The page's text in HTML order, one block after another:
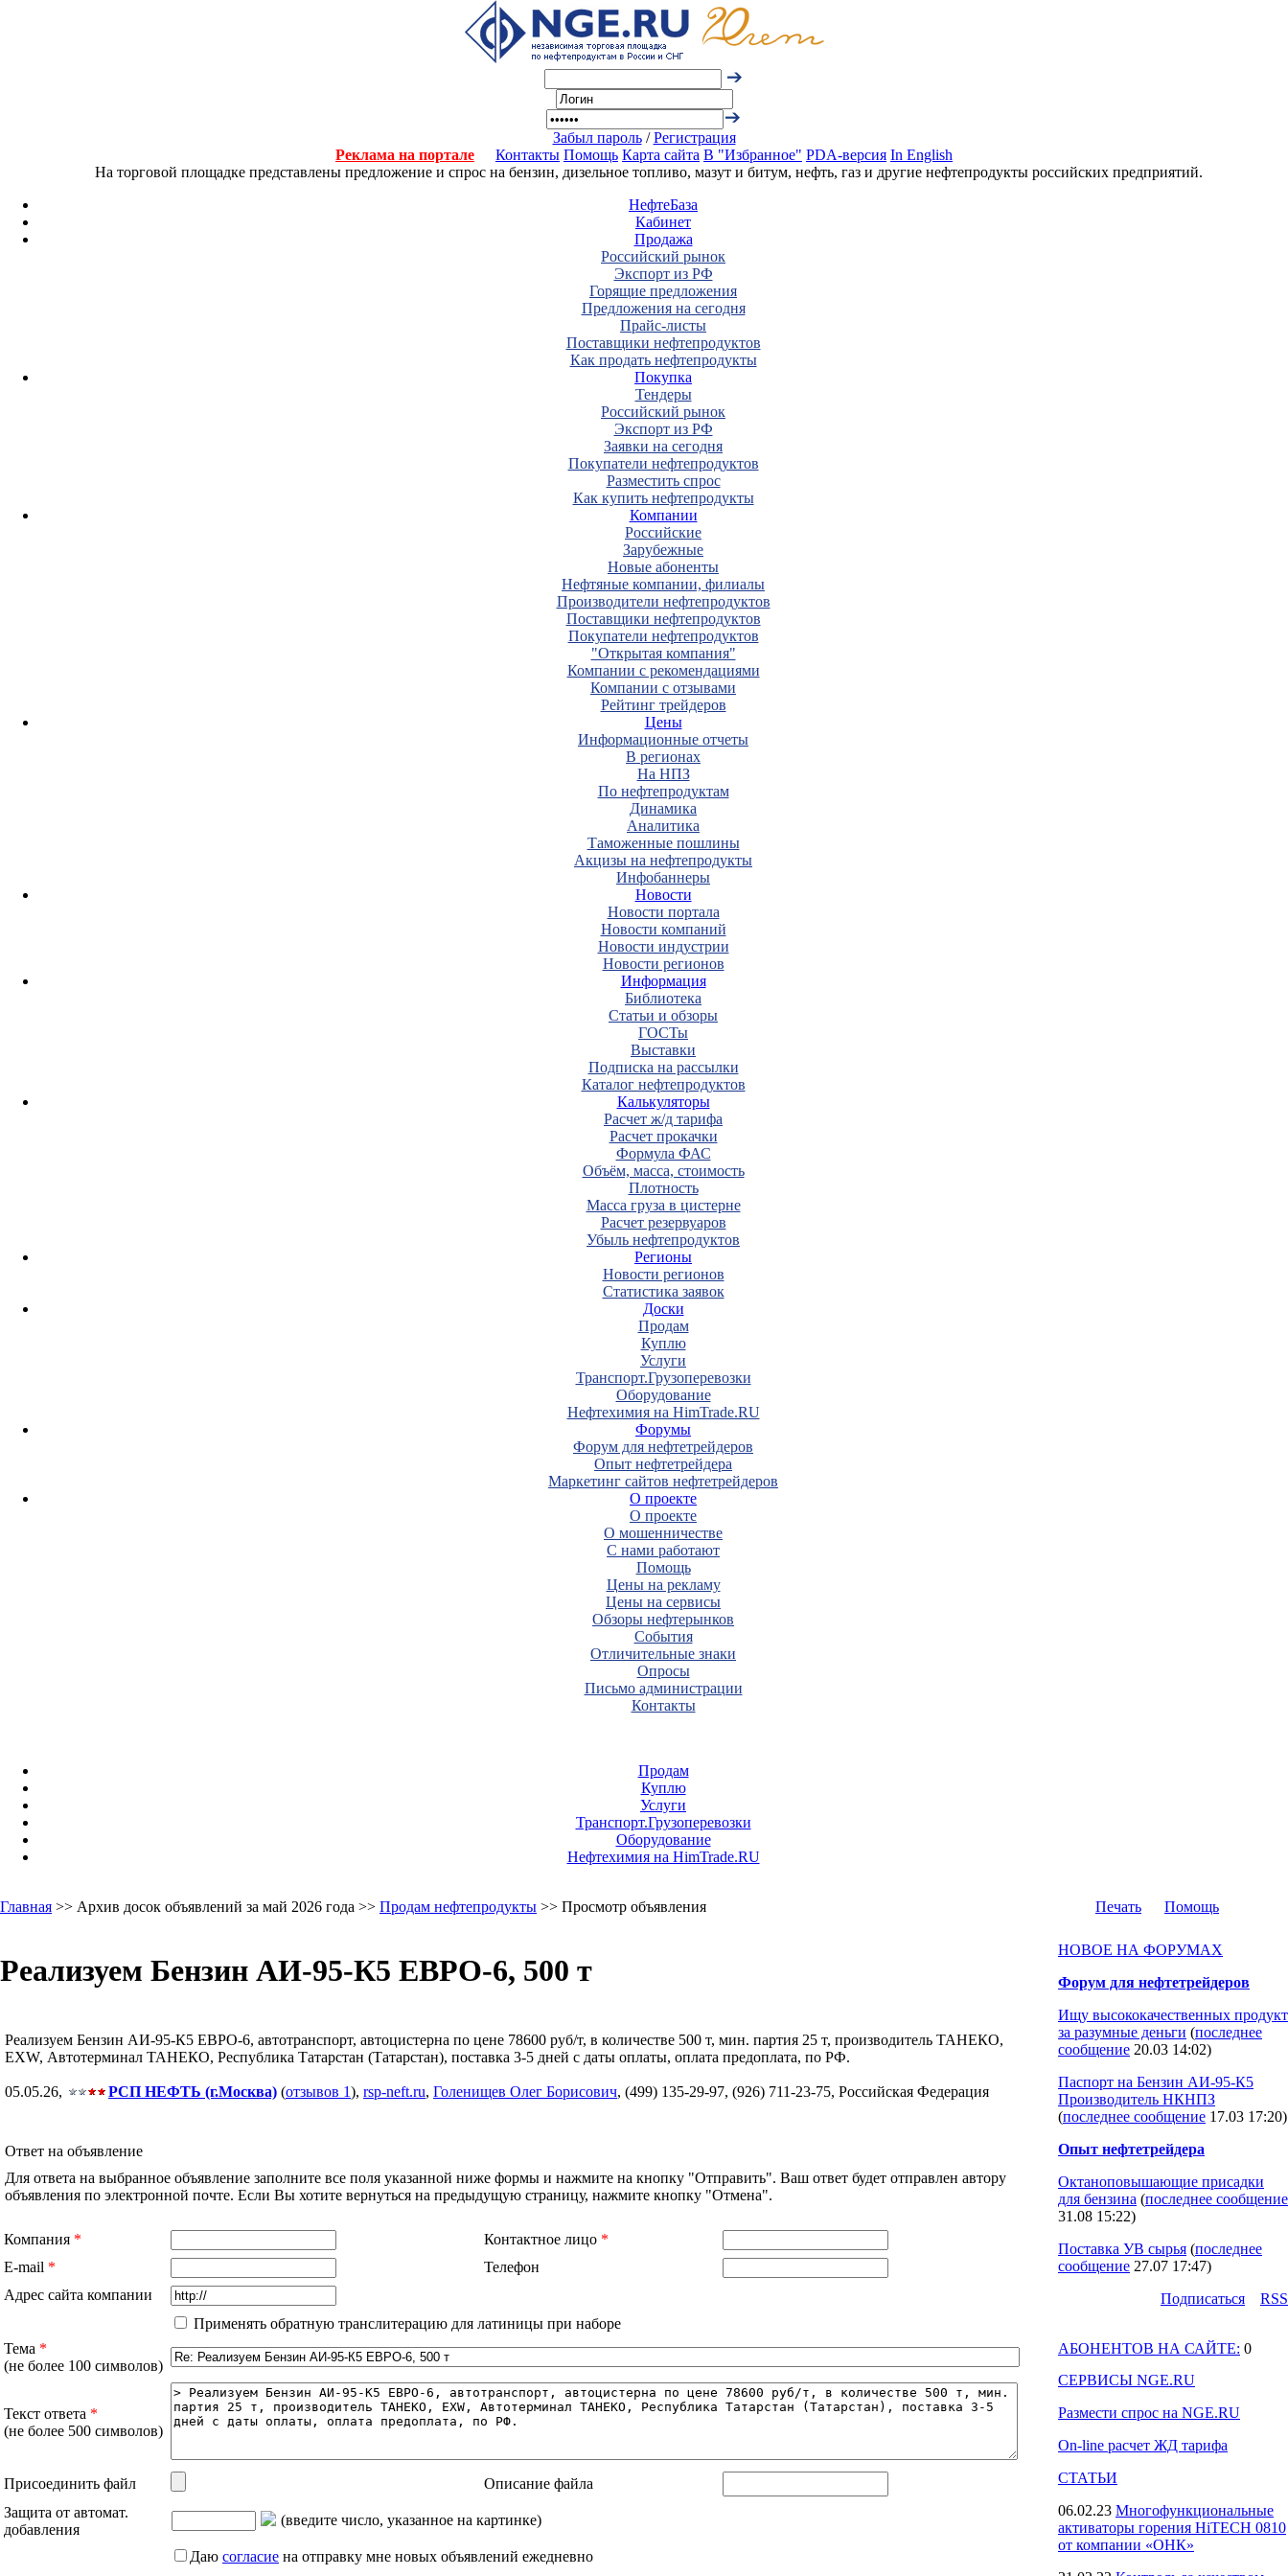
Забыл пароль/Регистрация
Реклама на портале
Контакты Помощь Карта сайта В "Избранное" PDA-версия In English
На торговой площадке представлены предложение и спрос на бензин, дизельное топливо, мазут и битум, нефть, газ и другие нефтепродукты российских предприятий.
НефтеБаза
Кабинет
Продажа
Российский рынок
Экспорт из РФ
Горящие предложения
Предложения на сегодня
Прайс-листы
Поставщики нефтепродуктов
Как продать нефтепродукты
Покупка
Тендеры
Российский рынок
Экспорт из РФ
Заявки на сегодня
Покупатели нефтепродуктов
Разместить спрос
Как купить нефтепродукты
Компании
Российские
Зарубежные
Новые абоненты
Нефтяные компании, филиалы
Производители нефтепродуктов
Поставщики нефтепродуктов
Покупатели нефтепродуктов
"Открытая компания"
Компании с рекомендациями
Компании с отзывами
Рейтинг трейдеров
Цены
Информационные отчеты
В регионах
На НПЗ
По нефтепродуктам
Динамика
Аналитика
Таможенные пошлины
Акцизы на нефтепродукты
Инфобаннеры
Новости
Новости портала
Новости компаний
Новости индустрии
Новости регионов
Информация
Библиотека
Статьи и обзоры
ГОСТы
Выставки
Подписка на рассылки
Каталог нефтепродуктов
Калькуляторы
Расчет ж/д тарифа
Расчет прокачки
Формула ФАС
Объём, масса, стоимость
Плотность
Масса груза в цистерне
Расчет резервуаров
Убыль нефтепродуктов
Регионы
Новости регионов
Статистика заявок
Доски
Продам
Куплю
Услуги
Транспорт.Грузоперевозки
Оборудование
Нефтехимия на HimTrade.RU
Форумы
Форум для нефтетрейдеров
Опыт нефтетрейдера
Маркетинг сайтов нефтетрейдеров
О проекте
О проекте
О мошенничестве
С нами работают
Помощь
Цены на рекламу
Цены на сервисы
Обзоры нефтерынков
События
Отличительные знаки
Опросы
Письмо администрации
Контакты
Продам
Куплю
Услуги
Транспорт.Грузоперевозки
Оборудование
Нефтехимия на HimTrade.RU
Главная >> Архив досок объявлений за май 2026 года >> Продам нефтепродукты >> Просмотр объявления Печать Помощь
Реализуем Бензин АИ-95-К5 ЕВРО-6, 500 т
Реализуем Бензин АИ-95-К5 ЕВРО-6, автотранспорт, автоцистерна по цене 78600 руб/т, в количестве 500 т, мин. партия 25 т, производитель ТАНЕКО,
EXW, Автотерминал ТАНЕКО, Республика Татарстан (Татарстан), поставка 3-5 дней с даты оплаты, оплата предоплата, по РФ.
05.05.26, РСП НЕФТЬ (г.Москва) (отзывов 1), rsp-neft.ru, Голенищев Олег Борисович, (499) 135-29-97, (926) 711-23-75, Российская Федерация
Ответ на объявление
Для ответа на выбранное объявление заполните все поля указанной ниже формы и нажмите на кнопку "Отправить". Ваш ответ будет отправлен автору
объявления по электронной почте. Если Вы хотите вернуться на предыдущую страницу, нажмите кнопку "Отмена".
Компания * Контактное лицо *
E-mail *
Телефон
Адрес сайта компании
Применять обратную транслитерацию для латиницы при наборе
Тема *
(не более 100 символов)
Текст ответа *
(не более 500 символов)
Присоединить файл
Описание файла
Защита от автомат.
добавления
(введите число, указанное на картинке)
Даю согласие на отправку мне новых объявлений ежедневно
НОВОЕ НА ФОРУМАХ
Форум для нефтетрейдеров
Ищу высококачественных продукт
за разумные деньги (последнее
сообщение 20.03 14:02)
Паспорт на Бензин АИ-95-К5
Производитель НКНПЗ
(последнее сообщение 17.03 17:20)
Опыт нефтетрейдера
Октаноповышающие присадки
для бензина (последнее сообщение
31.08 15:22)
Поставка УВ сырья (последнее
сообщение 27.07 17:47)
Подпиcаться
RSS
АБОНЕНТОВ НА САЙТЕ: 0
СЕРВИСЫ NGE.RU
Размести спрос на NGE.RU
On-line расчет ЖД тарифа
СТАТЬИ
06.02.23 Многофункциональные
активаторы горения HiTECH 0810
от компании «ОНК»